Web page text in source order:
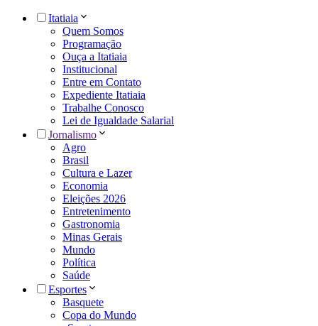
Itatiaia
Quem Somos
Programação
Ouça a Itatiaia
Institucional
Entre em Contato
Expediente Itatiaia
Trabalhe Conosco
Lei de Igualdade Salarial
Jornalismo
Agro
Brasil
Cultura e Lazer
Economia
Eleições 2026
Entretenimento
Gastronomia
Minas Gerais
Mundo
Política
Saúde
Esportes
Basquete
Copa do Mundo